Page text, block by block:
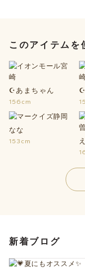
このアイテムを
☪あまちゃん
156cm
なな
153cm
新着ブログ